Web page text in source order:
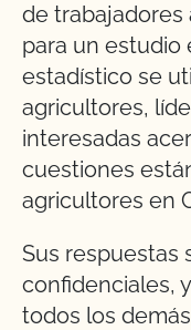
de trabajadores
para un estudio
estadístico se
agricultores,
interesadas
cuestiones
agricultores en
Sus respuestas
confidenciales,
todos los